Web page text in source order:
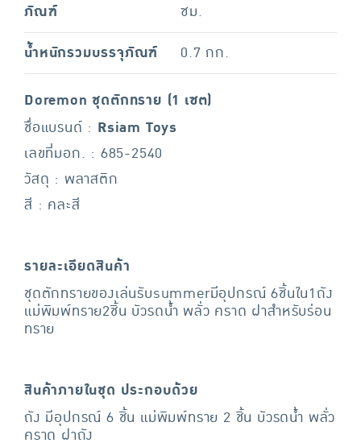
ภัณฑ์
ซม.
น้ำหนักรวมบรรจุภัณฑ์
0.7 กก.
Doremon ชุดตักทราย (1 เซต)
ชื่อแบรนด์ : Rsiam Toys
เลขที่มอก. : 685-2540
วัสดุ : พลาสติก
สี : คละสี
รายละเอียดสินค้า
ชุดตักทรายของเล่นรับsummerมีอุปกรณ์ 6ชิ้นใน1ถัง
แม่พิมพ์ทราย2ชิ้น บัวรดน้ำ พลั่ว คราด ฝาสำหรับร่อน
ทราย
สินค้าภายในชุด ประกอบด้วย
ถัง มีอุปกรณ์ 6 ชิ้น แม่พิมพ์ทราย 2 ชิ้น บัวรดน้ำ พลั่ว
คราด ฝาถัง